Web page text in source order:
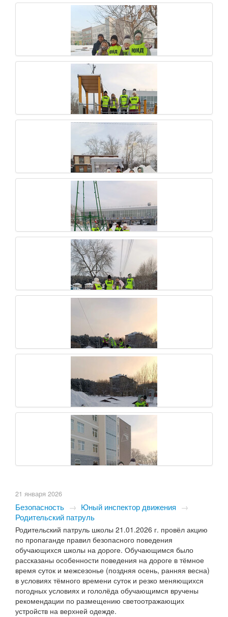
21 января 2026
Безопасность → Юный инспектор движения →
Родительский патруль
Родительский патруль школы 21.01.2026 г. провёл акцию
по пропаганде правил безопасного поведения
обучающихся школы на дороге. Обучающимся было
рассказаны особенности поведения на дороге в тёмное
время суток и межсезонье (поздняя осень, ранняя весна)
в условиях тёмного времени суток и резко меняющихся
погодных условиях и гололёда обучающимся вручены
рекомендации по размещению светоотражающих
устройств на верхней одежде.